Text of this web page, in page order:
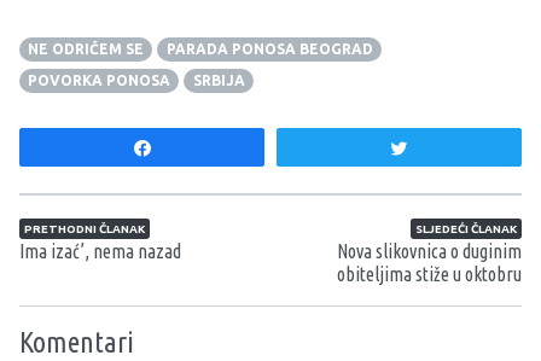
NE ODRIČEM SE
PARADA PONOSA BEOGRAD
POVORKA PONOSA
SRBIJA
Navigacija članaka
PRETHODNI ČLANAK
Ima izać’, nema nazad
SLJEDEĆI ČLANAK
Nova slikovnica o duginim
obiteljima stiže u oktobru
Komentari